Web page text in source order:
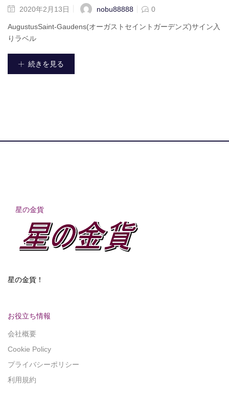
2020年2月13日 nobu88888 0
AugustusSaint-Gaudens(オーガストセイントガーデンズ)サイン入
りラベル
続きを見る
星の金貨
星の金貨！
お役立ち情報
会社概要
Cookie Policy
プライバシーポリシー
利用規約